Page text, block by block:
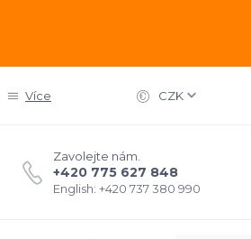
Více CZK
Zavolejte nám.
+420 775 627 848
English: +420 737 380 990